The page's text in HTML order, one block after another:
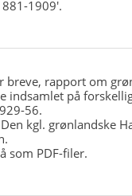
1909'.
breve, rapport om
indsamlet på
56.
kgl. grønlandske
som PDF-filer.